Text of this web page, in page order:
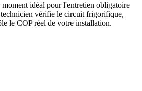
idéal pour l'entretien obligatoire
vérifie le circuit frigorifique,
le COP réel de votre installation.